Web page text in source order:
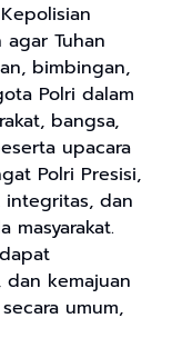
agar Tuhan
bimbingan,
Polri dalam
bangsa,
upacara
Polri Presisi,
dan
masyarakat.
kemajuan
umum,